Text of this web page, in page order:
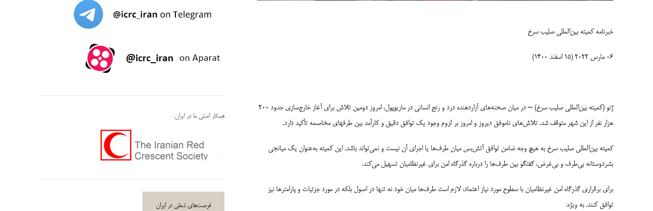
خبرنامه کمیته بین‌­المللی صلیب سرخ
06 مارس 2022 (15 اسفند 1400)
ژنو (کمیته بین­‌المللی صلیب سرخ) – در میان صحنه­‌های آزاردهنده درد و رنج­ انسانی در ماریوپول، امروز دومین تلاش برای آغاز خارج­‌سازی حدود 200
هزار نفر از این شهر متوقف شد. تلاش‌­های ناموفق دیروز و امروز بر لزوم وجود یک توافق دقیق و کارآمد بین طرف­های مخاصمه تأکید دارد.
کمیته بین­‌المللی صلیب سرخ به هیچ وجه ضامن توافق آتش‌­بس میان طرف­‌ها یا اجرای آن نیست و نمی‌­تواند باشد. این کمیته به‌عنوان یک میانجی
بشردوستانه بی‌طرف و بی‌­غرض، گفتگو بین طرف‌ها را درباره گذرگاه امن برای غیرنظامیان تسهیل می‌کند.
برای برقراری گذرگاه امن غیرنظامیان با سطوح مورد نیاز اعتماد، لازم است طرف‌­ها میان خود نه تنها در اصول بلکه در مورد جزئیات و پارامترها نیز
توافق کنند. به ویژه:
همکار اصلی ما در ایران:
فرصت‌های شغلی در ایران